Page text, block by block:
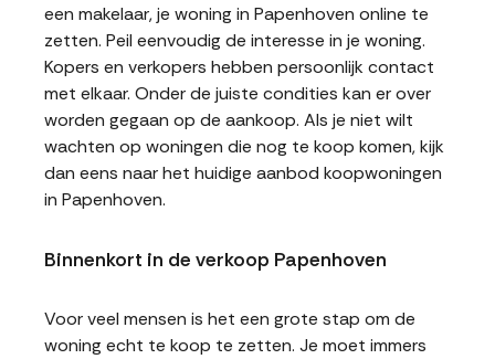
een makelaar, je woning in Papenhoven online te
zetten. Peil eenvoudig de interesse in je woning.
Kopers en verkopers hebben persoonlijk contact
met elkaar. Onder de juiste condities kan er over
worden gegaan op de aankoop. Als je niet wilt
wachten op woningen die nog te koop komen, kijk
dan eens naar het huidige aanbod koopwoningen
in Papenhoven.
Binnenkort in de verkoop Papenhoven
Voor veel mensen is het een grote stap om de
woning echt te koop te zetten. Je moet immers